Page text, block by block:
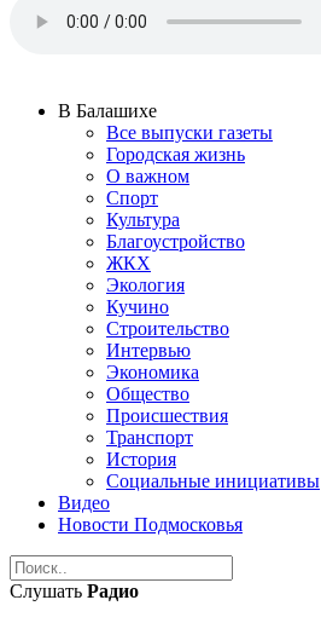
В Балашихе
Все выпуски газеты
Городская жизнь
О важном
Спорт
Культура
Благоустройство
ЖКХ
Экология
Кучино
Строительство
Интервью
Экономика
Общество
Происшествия
Транспорт
История
Социальные инициативы
Видео
Новости Подмосковья
Слушать Радио